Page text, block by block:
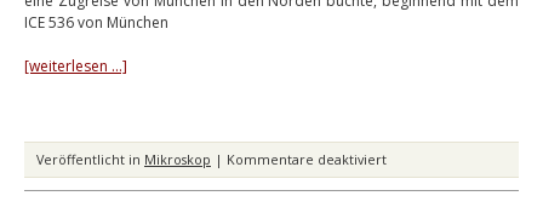
ICE 536 von München
[weiterlesen …]
Veröffentlicht in Mikroskop | Kommentare deaktiviertfür
Chaos